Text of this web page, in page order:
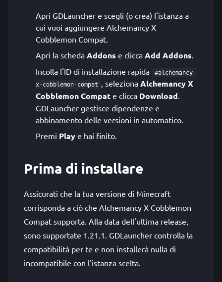
Apri GDLauncher e scegli (o crea) l'istanza a
cui vuoi aggiungere Alchemancy X
Cobblemon Compat.
Apri la scheda Addons e clicca Add Addons.
Incolla l'ID di installazione rapida
#alchemancy-
x-cobblemon-compat , seleziona Alchemancy X
Cobblemon Compat e clicca Download.
GDLauncher gestisce dipendenze e
abbinamento delle versioni in automatico.
Premi Play e hai finito.
Prima di installare
Assicurati che la tua versione di Minecraft
corrisponda a ciò che Alchemancy X Cobblemon
Compat supporta. Alla data dell'ultima release,
sono supportate 1.21.1. GDLauncher controlla la
compatibilità per te e non installerà nulla di
incompatibile con l'istanza scelta.